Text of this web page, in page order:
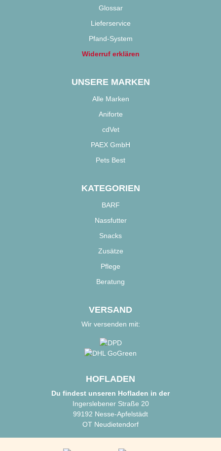
Glossar
Lieferservice
Pfand-System
Widerruf erklären
UNSERE MARKEN
Alle Marken
Aniforte
cdVet
PAEX GmbH
Pets Best
KATEGORIEN
BARF
Nassfutter
Snacks
Zusätze
Pflege
Beratung
VERSAND
Wir versenden mit:
HOFLADEN
Du findest unseren Hofladen in der
Ingerslebener Straße 20
99192 Nesse-Apfelstädt
OT Neudietendorf